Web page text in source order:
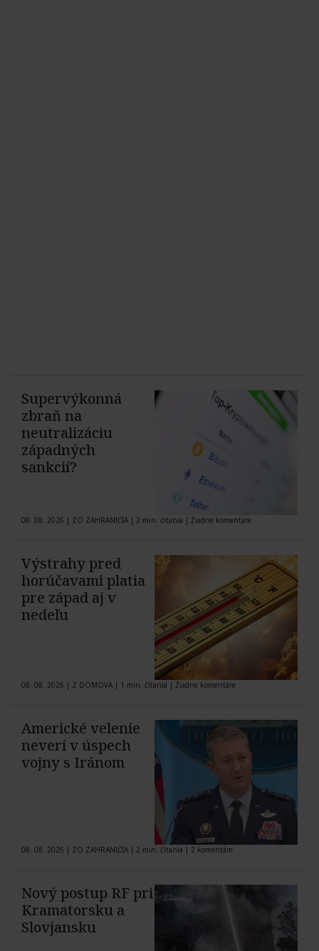
Supervýkonná
zbraň na
neutralizáciu
západných
sankcií?
08. 08. 2026 | ZO ZAHRANIČIA | 2 min. čítania | Žiadne komentáre
Výstrahy pred
horúčavami platia
pre západ aj v
nedeľu
08. 08. 2026 | Z DOMOVA | 1 min. čítania | Žiadne komentáre
Americké velenie
neverí v úspech
vojny s Iránom
08. 08. 2026 | ZO ZAHRANIČIA | 2 min. čítania | 2 komentáre
Nový postup RF pri
Kramatorsku a
Slovjansku